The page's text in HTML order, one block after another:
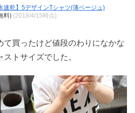
速乾】5デザインTシャツ(薄ベージュ)
料) (2018/4/15時点)
て買ったけど値段のわりになかな
トサイズでした。